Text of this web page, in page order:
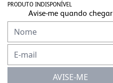
PRODUTO INDISPONÍVEL
Avise-me quando chegar
AVISE-ME